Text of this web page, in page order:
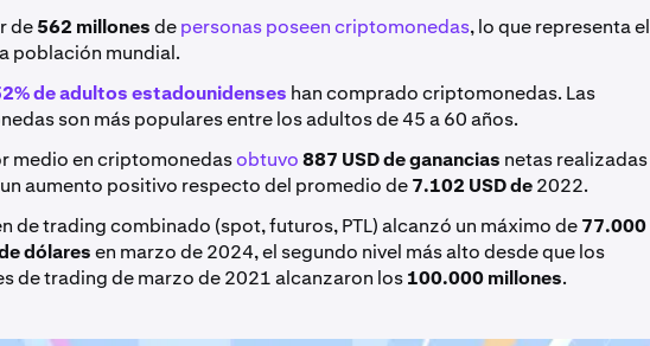
de562 millonesdepersonas poseen criptomonedas, lo que representa el
población mundial.
de adultos estadounidenses han comprado criptomonedas. Las
son más populares entre los adultos de 45 a 60 años.
medio en criptomonedasobtuvo887 USD de ganancias netas realizadas
aumento positivo respecto del promedio de7.102 USD de2022.
de trading combinado (spot, futuros, PTL) alcanzó un máximo de77.000
dólaresen marzo de 2024, el segundo nivel más alto desde que los
de trading de marzo de 2021 alcanzaron los100.000 millones.